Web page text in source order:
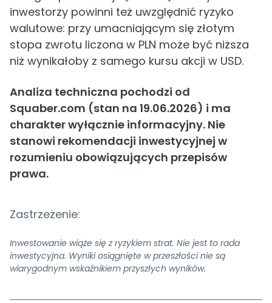
inwestorzy powinni też uwzględnić ryzyko
walutowe: przy umacniającym się złotym
stopa zwrotu liczona w PLN może być niższa
niż wynikałoby z samego kursu akcji w USD.
Analiza techniczna pochodzi od
Squaber.com (stan na 19.06.2026) i ma
charakter wyłącznie informacyjny. Nie
stanowi rekomendacji inwestycyjnej w
rozumieniu obowiązujących przepisów
prawa.
Zastrzeżenie:
Inwestowanie wiąże się z ryzykiem strat. Nie jest to rada
inwestycyjna. Wyniki osiągnięte w przeszłości nie są
wiarygodnym wskaźnikiem przyszłych wyników.